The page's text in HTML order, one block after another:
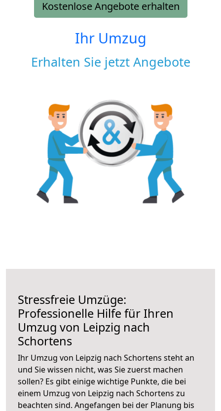
Kostenlose Angebote erhalten
Ihr Umzug
Erhalten Sie jetzt Angebote
Stressfreie Umzüge:
Professionelle Hilfe für Ihren
Umzug von Leipzig nach
Schortens
Ihr Umzug von Leipzig nach Schortens steht an
und Sie wissen nicht, was Sie zuerst machen
sollen? Es gibt einige wichtige Punkte, die bei
einem Umzug von Leipzig nach Schortens zu
beachten sind. Angefangen bei der Planung bis